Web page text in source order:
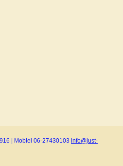
| Mobiel 06-27430103 info@just-